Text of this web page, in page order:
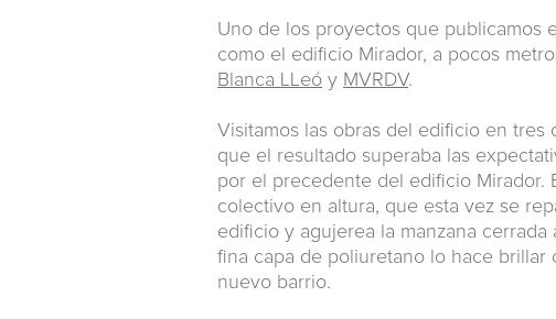
Uno de los proyectos que publicamos
como el edificio Mirador, a pocos
Blanca LLeó y MVRDV.
Visitamos las obras del edificio en tres
que el resultado superaba las
por el precedente del edificio Mirador.
colectivo en altura, que esta vez se
edificio y agujerea la manzana
fina capa de poliuretano lo hace brillar
nuevo barrio.